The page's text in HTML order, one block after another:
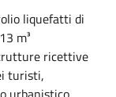
liquefatti di
m³
ricettive
turisti,